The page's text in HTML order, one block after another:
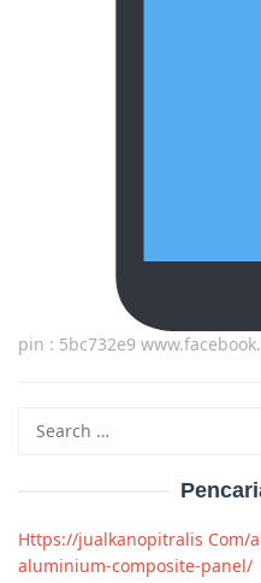
pin : 5bc732e9
for:
Https://jualkanopitralis Com/
aluminium-composite-panel/